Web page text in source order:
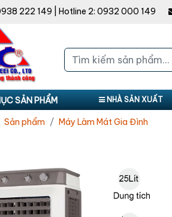
222 149 | Hotline 2: 0932 000 149
SẢN PHẨM NHÀ SẢN XUẤT
Sản phẩm Máy Làm Mát Gia Đình